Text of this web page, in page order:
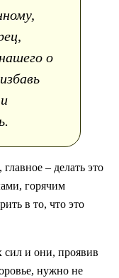
о
– делать это
горячим
в то, что это
и они, проявив
нужно не